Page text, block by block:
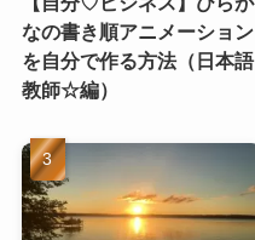
なの書き順アニメーション
を自分で作る方法（日本語
教師☆編）